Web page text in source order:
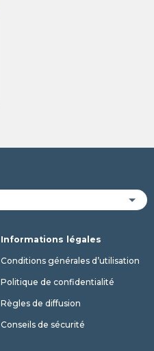
Informations légales
Conditions générales d’utilisation
Politique de confidentialité
Règles de diffusion
Conseils de sécurité